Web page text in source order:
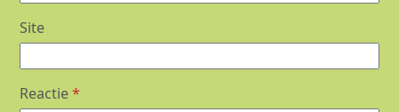
Site
Reactie*